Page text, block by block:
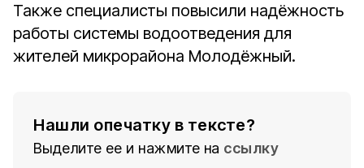
Также специалисты повысили надёжность
работы системы водоотведения для
жителей микрорайона Молодёжный.
Нашли опечатку в тексте?
Выделите ее и нажмите на ссылку